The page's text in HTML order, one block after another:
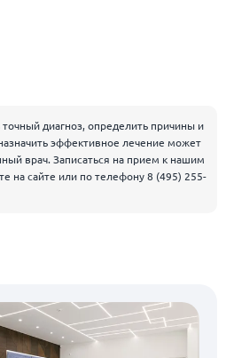
диагноз, определить причины и
эффективное лечение может
врач. Записаться на прием к нашим
на сайте или по телефону8 (495) 255-